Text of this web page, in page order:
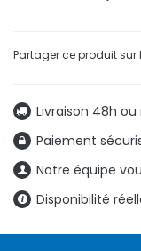
Livraison 48h
Paiement
Notre équipe
Disponibilité